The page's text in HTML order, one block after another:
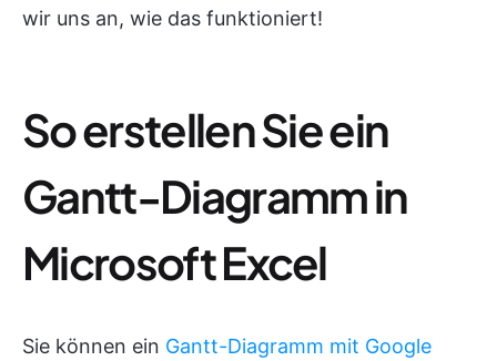
wir uns an, wie das funktioniert!
So erstellen Sie ein
Gantt-Diagramm in
Microsoft Excel
Sie können ein Gantt-Diagramm mit Google